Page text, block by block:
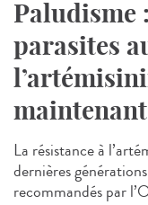
Paludisme
parasites
La résistance à
dernières
recommandés par